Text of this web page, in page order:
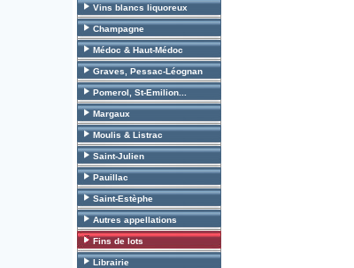
Vins blancs liquoreux
Champagne
Médoc & Haut-Médoc
Graves, Pessac-Léognan
Pomerol, St-Emilion...
Margaux
Moulis & Listrac
Saint-Julien
Pauillac
Saint-Estèphe
Autres appellations
Fins de lots
Librairie